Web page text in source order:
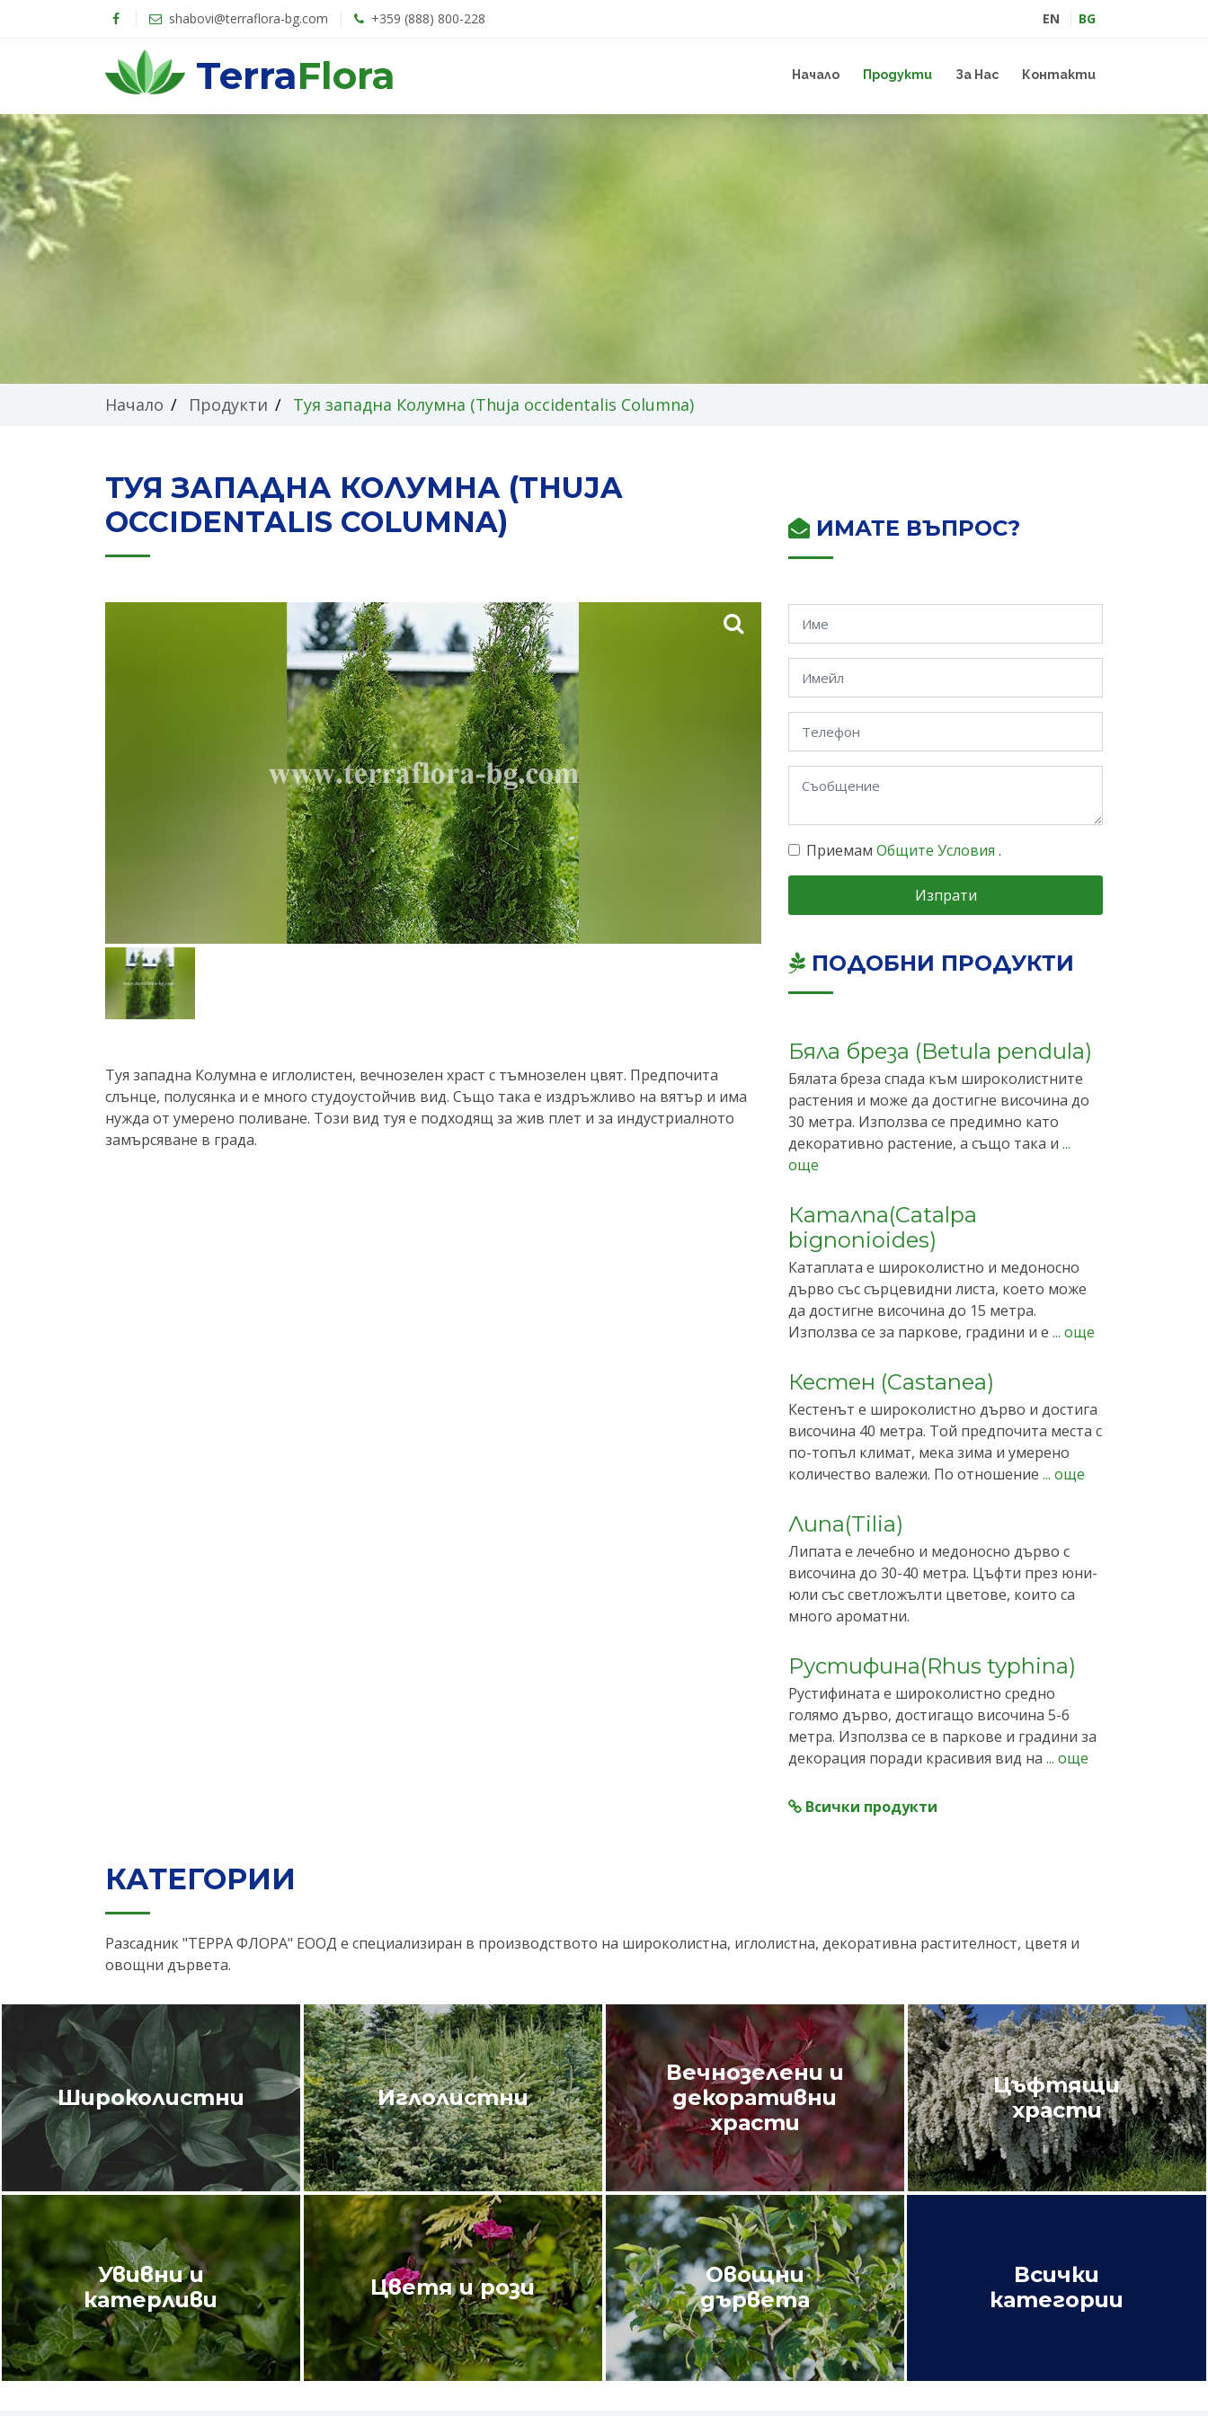
shabovi@terraflora-bg.com +359 (888) 800-228 EN BG
TerraFlora Начало Продукти За Нас Контакти
Начало Продукти Туя западна Колумна (Thuja occidentalis Columna)
ТУЯ ЗАПАДНА КОЛУМНА (THUJA
OCCIDENTALIS COLUMNA)
Туя западна Колумна е иглолистен, вечнозелен храст с тъмнозелен цвят. Предпочита
слънце, полусянка и е много студоустойчив вид. Също така е издръжливо на вятър и има
нужда от умерено поливане. Този вид туя е подходящ за жив плет и за индустриалното
замърсяване в града.
ИМАТЕ ВЪПРОС?
Приемам Общите Условия .
Изпрати
ПОДОБНИ ПРОДУКТИ
Бяла бреза (Betula pendula)
Бялата бреза спада към широколистните
растения и може да достигне височина до
30 метра. Използва се предимно като
декоративно растение, а също така и ...
още
Каталпа(Catalpa
bignonioides)
Катаплата е широколистно и медоносно
дърво със сърцевидни листа, което може
да достигне височина до 15 метра.
Използва се за паркове, градини и е ... още
Кестен (Castanea)
Кестенът е широколистно дърво и достига
височина 40 метра. Той предпочита места с
по-топъл климат, мека зима и умерено
количество валежи. По отношение ... още
Липа(Tilia)
Липата е лечебно и медоносно дърво с
височина до 30-40 метра. Цъфти през юни-
юли със светложълти цветове, които са
много ароматни.
Рустифина(Rhus typhina)
Рустифината е широколистно средно
голямо дърво, достигащо височина 5-6
метра. Използва се в паркове и градини за
декорация поради красивия вид на ... още
Всички продукти
КАТЕГОРИИ
Разсадник "ТЕРРА ФЛОРА" ЕООД е специализиран в производството на широколистна, иглолистна, декоративна растителност, цветя и
овощни дървета.
Широколистни Иглолистни
Вечнозелени и
декоративни
храсти
Цъфтящи
храсти
Увивни и
катерливи
Цветя и рози
Овощни
дървета
Всички
категории